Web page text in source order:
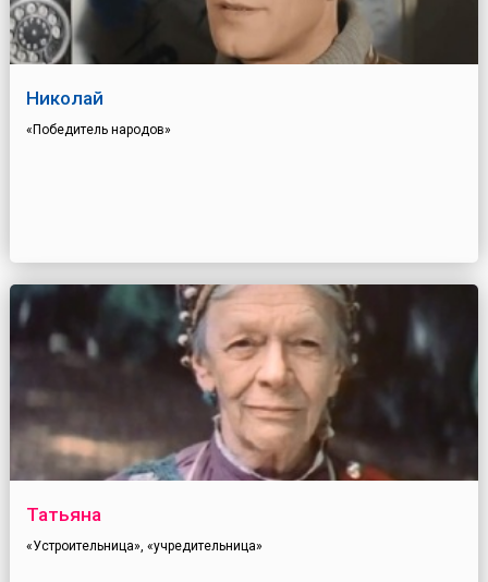
Николай
«Победитель народов»
Татьяна
«Устроительница», «учредительница»